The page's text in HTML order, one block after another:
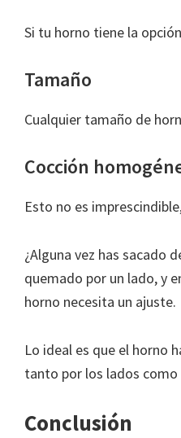
Si tu horno tiene la
Tamaño
Cualquier tamaño de
Cocción
Esto no es
¿Alguna vez has sacado
quemado por un lado, y
horno necesita un ajuste.
Lo ideal es que el horno
tanto por los lados como
Conclusión